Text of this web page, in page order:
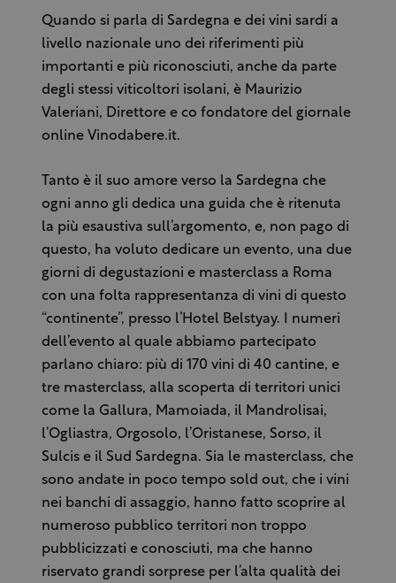
Quando si parla di Sardegna e dei vini sardi a
livello nazionale uno dei riferimenti più
importanti e più riconosciuti, anche da parte
degli stessi viticoltori isolani, è Maurizio
Valeriani, Direttore e co fondatore del giornale
online Vinodabere.it.
Tanto è il suo amore verso la Sardegna che
ogni anno gli dedica una guida che è ritenuta
la più esaustiva sull’argomento, e, non pago di
questo, ha voluto dedicare un evento, una due
giorni di degustazioni e masterclass a Roma
con una folta rappresentanza di vini di questo
“continente”, presso l’Hotel Belstyay. I numeri
dell’evento al quale abbiamo partecipato
parlano chiaro: più di 170 vini di 40 cantine, e
tre masterclass, alla scoperta di territori unici
come la Gallura, Mamoiada, il Mandrolisai,
l’Ogliastra, Orgosolo, l’Oristanese, Sorso, il
Sulcis e il Sud Sardegna. Sia le masterclass, che
sono andate in poco tempo sold out, che i vini
nei banchi di assaggio, hanno fatto scoprire al
numeroso pubblico territori non troppo
pubblicizzati e conosciuti, ma che hanno
riservato grandi sorprese per l’alta qualità dei